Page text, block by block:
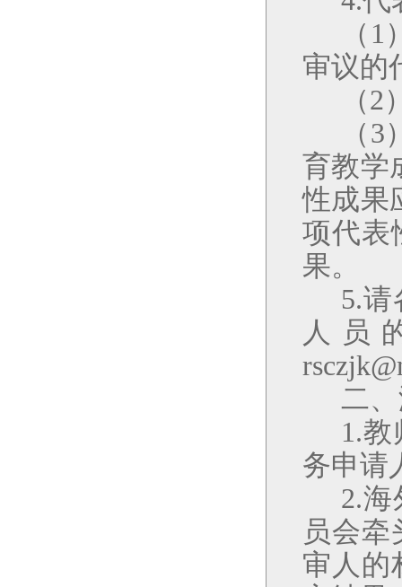
（ 1
审议的
（2
（3
育教学
性成果
项代表
果。
5.请
人员
二
1.
务申请
2.
员会
审人的